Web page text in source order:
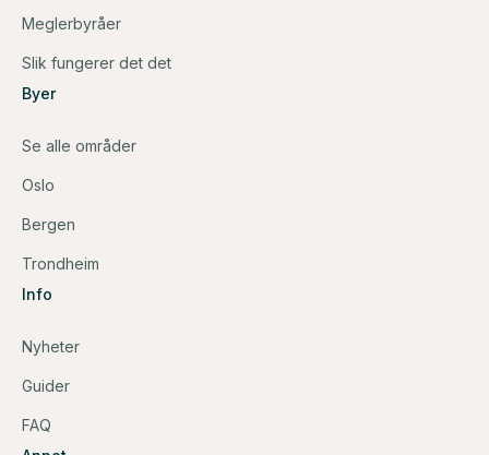
Meglerbyråer
Slik fungerer det det
Byer
Se alle områder
Oslo
Bergen
Trondheim
Info
Nyheter
Guider
FAQ